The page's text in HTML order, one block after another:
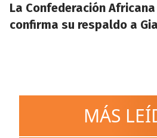
La Confederación
confirma su respaldo a
MÁS